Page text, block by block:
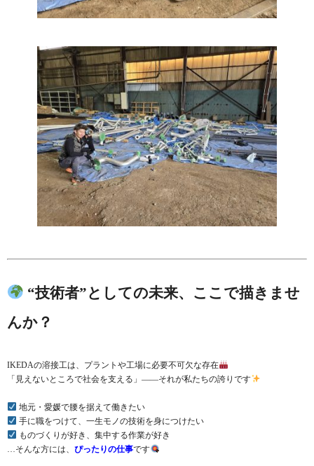
“技術者”としての未来、ここで描きませ
んか？
IKEDAの溶接工は、プラントや工場に必要不可欠な存在
「見えないところで社会を支える」――それが私たちの誇りです
地元・愛媛で腰を据えて働きたい
手に職をつけて、一生モノの技術を身につけたい
ものづくりが好き、集中する作業が好き
…そんな方には、 ぴったりの仕事です